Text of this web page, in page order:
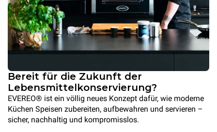
Bereit für die Zukunft der
Lebensmittelkonservierung?
EVEREO® ist ein völlig neues Konzept dafür, wie moderne
Küchen Speisen zubereiten, aufbewahren und servieren –
sicher, nachhaltig und kompromisslos.